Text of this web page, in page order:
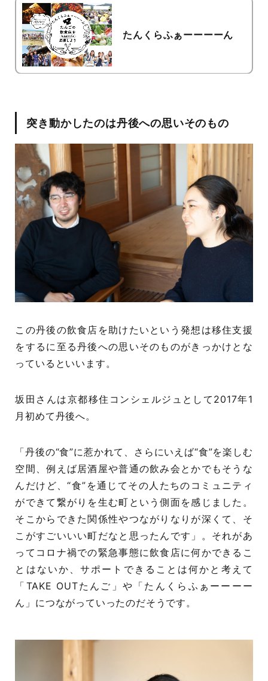
たんくらふぁーーーーん
突き動かしたのは丹後への思いそのもの
この丹後の飲食店を助けたいという発想は移住支援
をするに至る丹後への思いそのものがきっかけとな
っているといいます。
坂田さんは京都移住コンシェルジュとして2017年1
月初めて丹後へ。
「丹後の“食”に惹かれて、さらにいえば“食”を楽しむ
空間、例えば居酒屋や普通の飲み会とかでもそうな
んだけど、“食”を通じてその人たちのコミュニティ
ができて繋がりを生む町という側面を感じました。
そこからできた関係性やつながりなりが深くて、そ
こがすごいいい町だなと思ったんです」。それがあ
ってコロナ禍での緊急事態に飲食店に何かできるこ
とはないか、サポートできることは何かと考えて
「TAKE OUTたんご」や「たんくらふぁーーーー
ん」につながっていったのだそうです。